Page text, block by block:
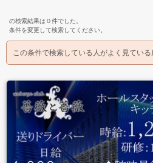
の検索結果は０件でした。
条件を変更して検索してください。
この条件で検索している人がよく見てい